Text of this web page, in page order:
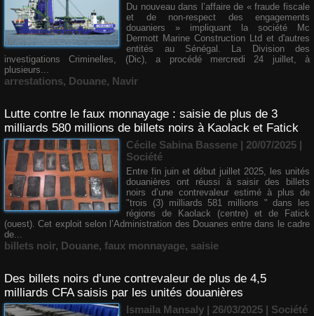
Du nouveau dans l’affaire de « fraude fiscale
et de non-respect des engagements
douaniers » impliquant la société Mc
Dermott Marine Construction Ltd et d'autres
entités au Sénégal. La Division des
investigations Criminelles, (Dic), a procédé mercredi 24 juillet, à
plusieurs...
arrestations, Douane, Navir
Lutte contre le faux monnayage : saisie de plus de 3
milliards 580 millions de billets noirs à Kaolack et Fatick
Cécile Sabina Bassene | 20/07/2025 |
Société
Entre fin juin et début juillet 2025, les unités
douanières ont réussi à saisir des billets
noirs d’une contrevaleur estimé à plus de
"trois (3) milliards 581 millions " dans les
régions de Kaolack (centre) et de Fatick
(ouest). Cet exploit selon l’Administration des Douanes entre dans le cadre
de...
billets noir, Douane, faux monnayage, saisie
Des billets noirs d’une contrevaleur de plus de 4,5
milliards CFA saisis par les unités douanières
Ismaila Mansaly | 26/03/2025 | Société